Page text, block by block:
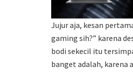
Jujur aja, kesan
gaming sih?” karena
bodi sekecil itu
banget adalah, karena